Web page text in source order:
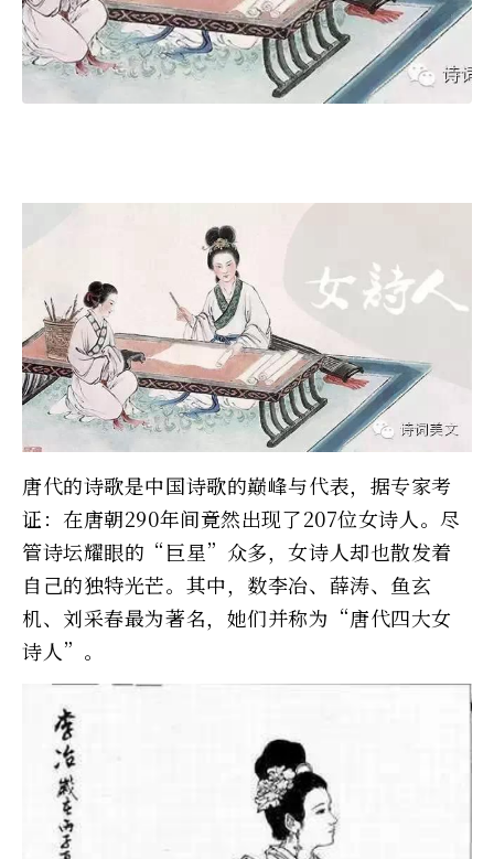
唐代的诗歌是中国诗歌的巅峰与代表，据专家考
证：在唐朝290年间竟然出现了207位女诗人。尽
管诗坛耀眼的“巨星”众多，女诗人却也散发着
自己的独特光芒。其中，数李冶、薛涛、鱼玄
机、刘采春最为著名，她们并称为“唐代四大女
诗人”。